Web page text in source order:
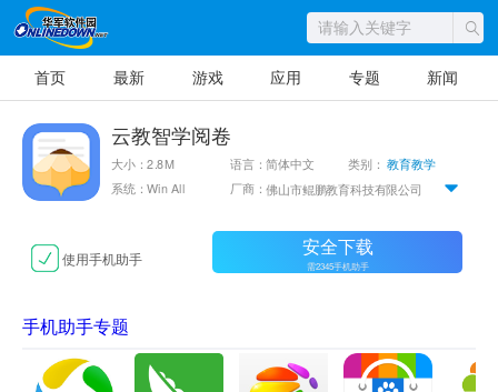
首页 最新 游戏 应用 专题 新闻
云教智学阅卷
大小：2.8M 语言：简体中文 类别：教育教学
系统：Win All
厂商：佛山市鲲鹏教育科技有限公司
使用手机助手 安全下载
需2345手机助手
手机助手专题